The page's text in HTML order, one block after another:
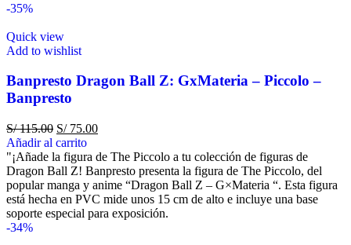
-35%
Quick view
Add to wishlist
Banpresto Dragon Ball Z: GxMateria – Piccolo –
Banpresto
S/115.00 S/75.00
Añadir al carrito
"¡Añade la figura de The Piccolo a tu colección de figuras de
Dragon Ball Z! Banpresto presenta la figura de The Piccolo, del
popular manga y anime “Dragon Ball Z – G×Materia “. Esta figura
está hecha en PVC mide unos 15 cm de alto e incluye una base
soporte especial para exposición.
-34%